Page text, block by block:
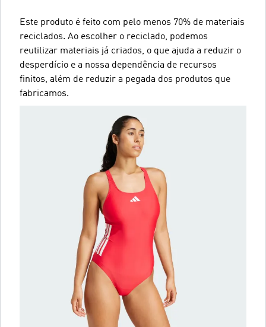
Este produto é feito com pelo menos 70% de materiais
reciclados. Ao escolher o reciclado, podemos
reutilizar materiais já criados, o que ajuda a reduzir o
desperdício e a nossa dependência de recursos
finitos, além de reduzir a pegada dos produtos que
fabricamos.